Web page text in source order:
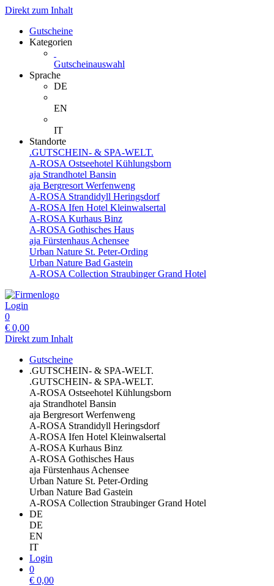
Direkt zum Inhalt
Gutscheine
Kategorien
Gutscheinauswahl
Sprache
DE
EN
IT
Standorte
.GUTSCHEIN- & SPA-WELT.
A-ROSA Ostseehotel Kühlungsborn
aja Strandhotel Bansin
aja Bergresort Werfenweng
A-ROSA Strandidyll Heringsdorf
A-ROSA Ifen Hotel Kleinwalsertal
A-ROSA Kurhaus Binz
A-ROSA Gothisches Haus
aja Fürstenhaus Achensee
Urban Nature St. Peter-Ording
Urban Nature Bad Gastein
A-ROSA Collection Straubinger Grand Hotel
Login
0
€ 0,00
Direkt zum Inhalt
Gutscheine
.GUTSCHEIN- & SPA-WELT.
.GUTSCHEIN- & SPA-WELT.
A-ROSA Ostseehotel Kühlungsborn
aja Strandhotel Bansin
aja Bergresort Werfenweng
A-ROSA Strandidyll Heringsdorf
A-ROSA Ifen Hotel Kleinwalsertal
A-ROSA Kurhaus Binz
A-ROSA Gothisches Haus
aja Fürstenhaus Achensee
Urban Nature St. Peter-Ording
Urban Nature Bad Gastein
A-ROSA Collection Straubinger Grand Hotel
DE
DE
EN
IT
Login
0
€ 0,00